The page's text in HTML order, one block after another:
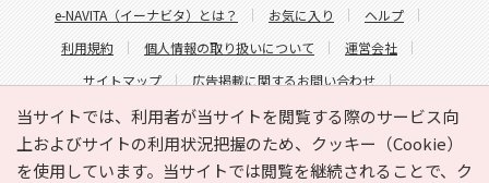
当サイトでは、利用者が当サイトを閲覧する際のサービス向
上およびサイトの利用状況把握のため、クッキー（Cookie）
を使用しています。当サイトでは閲覧を継続されることで、ク
e-NAVITA（イーナビタ）とは？ お気に入り
ヘルプ
利用規約
個人情報の取り扱いについて
運営会社
サイトマップ
広告掲載に関するお問い合わせ
サイトの内容に関するお問い合わせ